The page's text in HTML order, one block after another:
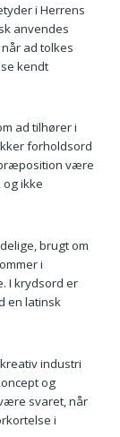
i Herrens
anvendes
ad tolkes
kendt
ad tilhører i
forholdsord
præposition være
ikke
brugt om
i
I krydsord er
en latinsk
industri
og
svaret, når
i